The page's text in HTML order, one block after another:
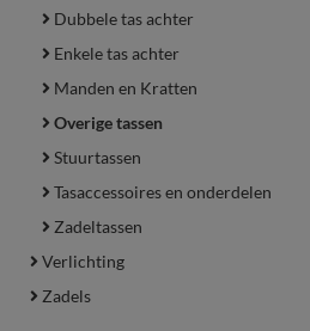
Dubbele tas achter
Enkele tas achter
Manden en Kratten
Overige tassen
Stuurtassen
Tasaccessoires en onderdelen
Zadeltassen
Verlichting
Zadels